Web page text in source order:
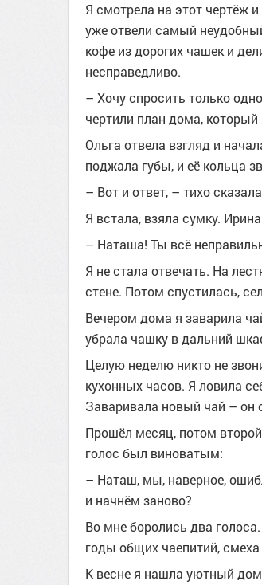
Я смотрела на этот чертёж
уже отвели самый
кофе из дорогих чашек и
несправедливо.
– Хочу спросить только
чертили план дома,
Ольга отвела взгляд и
поджала губы, и её кольца
– Вот и ответ, – тихо
Я встала, взяла сумку.
– Наташа! Ты всё
Я не стала отвечать. На
стене. Потом спустилась,
Вечером дома я заварила
убрала чашку в дальний
Целую неделю никто не
кухонных часов. Я ловила
Заваривала новый чай – он
Прошёл месяц, потом
голос был виноватым:
– Наташ, мы, наверное,
и начнём заново?
Во мне боролись два
годы общих чаепитий,
К весне я нашла уютный